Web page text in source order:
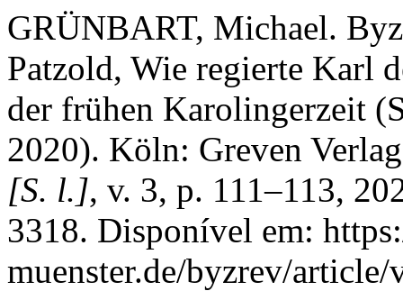
GRÜNBART, Michael.
Patzold, Wie regierte Karl
der frühen Karolingerzeit
2020). Köln: Greven
[S. l.], v. 3, p. 111–113,
3318. Disponível em:
muenster.de/byzrev/